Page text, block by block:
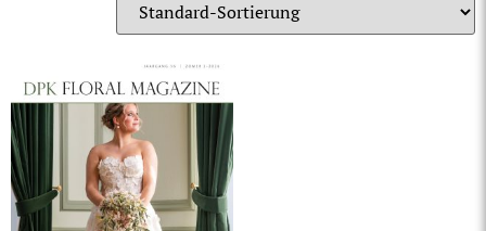
DEUTSCH